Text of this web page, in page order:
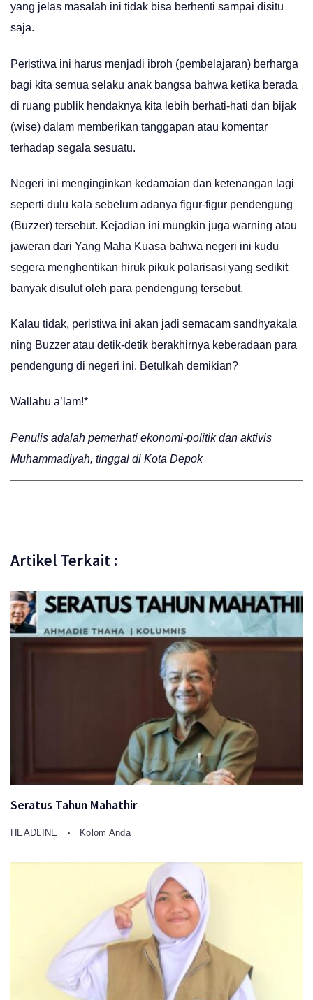
yang jelas masalah ini tidak bisa berhenti sampai disitu
saja.
Peristiwa ini harus menjadi ibroh (pembelajaran) berharga
bagi kita semua selaku anak bangsa bahwa ketika berada
di ruang publik hendaknya kita lebih berhati-hati dan bijak
(wise) dalam memberikan tanggapan atau komentar
terhadap segala sesuatu.
Negeri ini menginginkan kedamaian dan ketenangan lagi
seperti dulu kala sebelum adanya figur-figur pendengung
(Buzzer) tersebut. Kejadian ini mungkin juga warning atau
jaweran dari Yang Maha Kuasa bahwa negeri ini kudu
segera menghentikan hiruk pikuk polarisasi yang sedikit
banyak disulut oleh para pendengung tersebut.
Kalau tidak, peristiwa ini akan jadi semacam sandhyakala
ning Buzzer atau detik-detik berakhirnya keberadaan para
pendengung di negeri ini. Betulkah demikian?
Wallahu a’lam!*
Penulis adalah pemerhati ekonomi-politik dan aktivis
Muhammadiyah, tinggal di Kota Depok
Artikel Terkait :
Seratus Tahun Mahathir
HEADLINE Kolom Anda